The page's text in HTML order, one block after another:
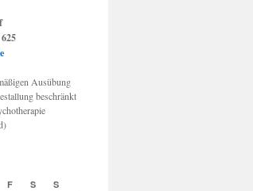
Ausübung
beschränkt
F S S